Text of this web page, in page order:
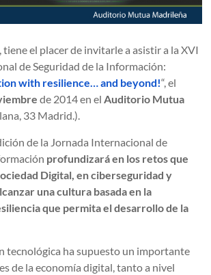
tiene el placer de invitarle a asistir a la XVI
de Seguridad de la Información:
with resilience… and beyond!“, el
de 2014 en elAuditorio Mutua
33 Madrid.).
de la Jornada Internacional de
profundizará en los retos que
Digital, en ciberseguridad y
una cultura basada en la
que permita el desarrollo de la
tecnológica ha supuesto un importante
de la economía digital, tanto a nivel